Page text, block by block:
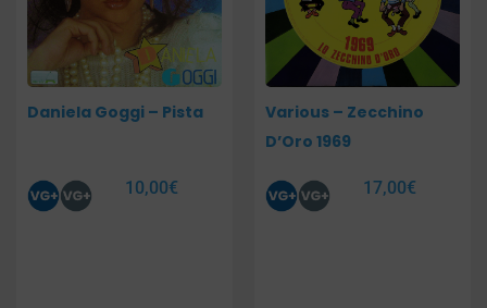
Daniela Goggi – Pista
10,00€
Various – Zecchino
D’Oro 1969
17,00€